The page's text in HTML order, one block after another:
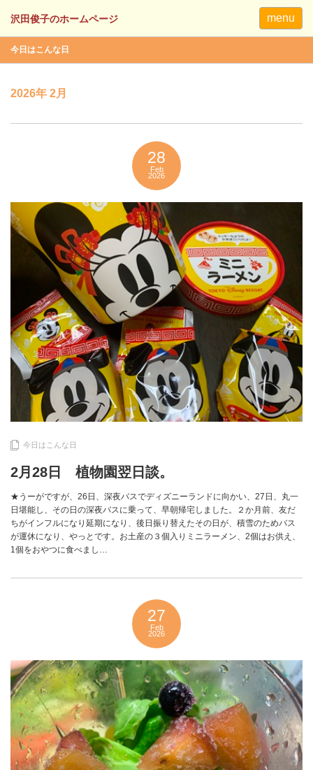
menu
今日はこんな日
2026年 2月
28
Feb
2026
今日はこんな日
2月28日 植物園翌日談。
★うーがですが、26日、深夜バスでディズニーランドに向かい、27日、丸一
日堪能し、その日の深夜バスに乗って、早朝帰宅しました。２か月前、友だ
ちがインフルになり延期になり、後日振り替えたその日が、積雪のためバス
が運休になり、やっとです。お土産の３個入りミニラーメン、2個はお供え、
1個をおやつに食べまし…
27
Feb
2026